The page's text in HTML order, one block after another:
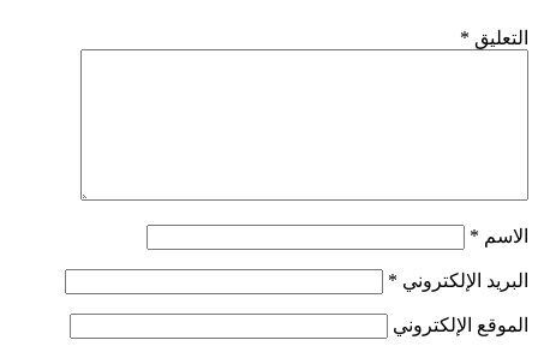
التعليق *
الاسم *
البريد الإلكتروني *
الموقع الإلكتروني